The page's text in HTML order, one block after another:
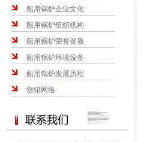
船用锅炉企业文化
船用锅炉组织机构
船用锅炉荣誉资质
船用锅炉环境设备
船用锅炉发展历程
营销网络